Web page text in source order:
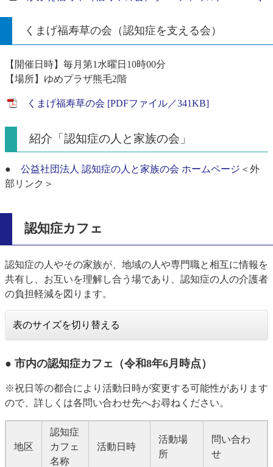
くまげ福寿草の会（認知症を支える会）
【開催日時】毎月第1水曜日10時00分
【場所】ゆめプラザ熊毛2階
くまげ福寿草の会 [PDFファイル／341KB]
紹介「認知症の人と家族の会」
● 公益社団法人 認知症の人と家族の会 ホームページ ＜外
部リンク＞
認知症カフェ
認知症の人やその家族が、地域の人や専門職と相互に情報を
共有し、お互いを理解し合う場であり、認知症の人の介護者
の負担軽減を図ります。
表のサイズを切り替える
● 市内の認知症カフェ（令和8年6月時点）
※祝日等の都合により活動日時が変更する可能性があります
ので、詳しくは各問い合わせ先へお尋ねください。
地区
認知症
カフェ
名称
活動日時
活動場
所
問い合わ
せ